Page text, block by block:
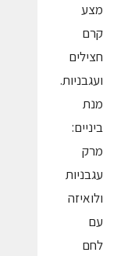
מצע
קרם
חצילים
ועגבניות.
מנת
ביניים:
מרק
עגבניות
ולואיזה
עם
לחם